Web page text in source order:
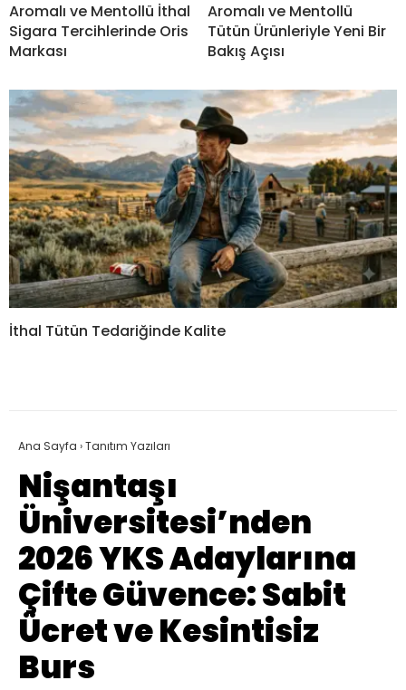
Aromalı ve Mentollü İthal
Sigara Tercihlerinde Oris
Markası
Aromalı ve Mentollü
Tütün Ürünleriyle Yeni Bir
Bakış Açısı
İthal Tütün Tedariğinde Kalite
Ana Sayfa ›Tanıtım Yazıları
Nişantaşı
Üniversitesi’nden
2026 YKS Adaylarına
Çifte Güvence: Sabit
Ücret ve Kesintisiz
Burs